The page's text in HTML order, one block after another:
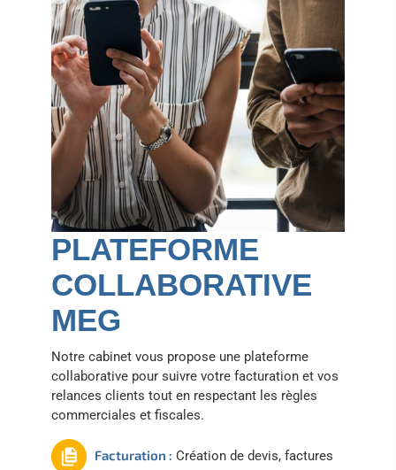
PLATEFORME
COLLABORATIVE
MEG
Notre cabinet vous propose une plateforme
collaborative pour suivre votre facturation et vos
relances clients tout en respectant les règles
commerciales et fiscales.
Facturation : Création de devis, factures